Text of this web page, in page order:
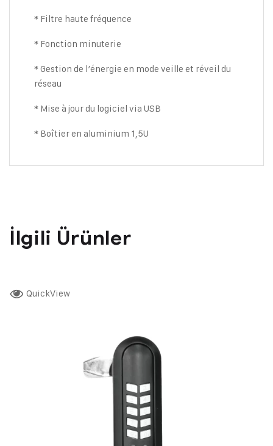
* Filtre haute fréquence
* Fonction minuterie
* Gestion de l’énergie en mode veille et réveil du
réseau
* Mise à jour du logiciel via USB
* Boîtier en aluminium 1,5U
İlgili Ürünler
QuickView